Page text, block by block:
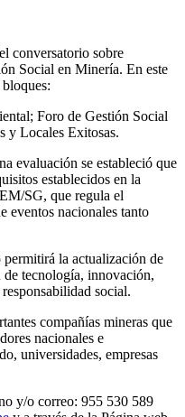
conversatorio sobre
Social en Minería. En este
Foro de Gestión Social
y Locales Exitosas.
evaluación se estableció que
establecidos en la
SG, que regula el
eventos nacionales tanto
la actualización de
tecnología, innovación,
social.
compañías mineras que
nacionales e
universidades, empresas
y/o correo: 955 530 589